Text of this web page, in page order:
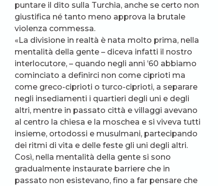
puntare il dito sulla Turchia, anche se certo non
giustifica né tanto meno approva la brutale
violenza commessa.
«La divisione in realtà è nata molto prima, nella
mentalità della gente – diceva infatti il nostro
interlocutore, – quando negli anni ’60 abbiamo
cominciato a definirci non come ciprioti ma
come greco-ciprioti o turco-ciprioti, a separare
negli insediamenti i quartieri degli uni e degli
altri, mentre in passato città e villaggi avevano
al centro la chiesa e la moschea e si viveva tutti
insieme, ortodossi e musulmani, partecipando
dei ritmi di vita e delle feste gli uni degli altri.
Così, nella mentalità della gente si sono
gradualmente instaurate barriere che in
passato non esistevano, fino a far pensare che